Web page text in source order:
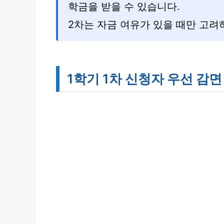
학금을 받을 수 있습니다.
2차는 자금 여유가 있을 때만 고려
1학기 1차 신청자 우선 감